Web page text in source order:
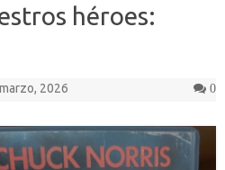
héroes:
2026 0